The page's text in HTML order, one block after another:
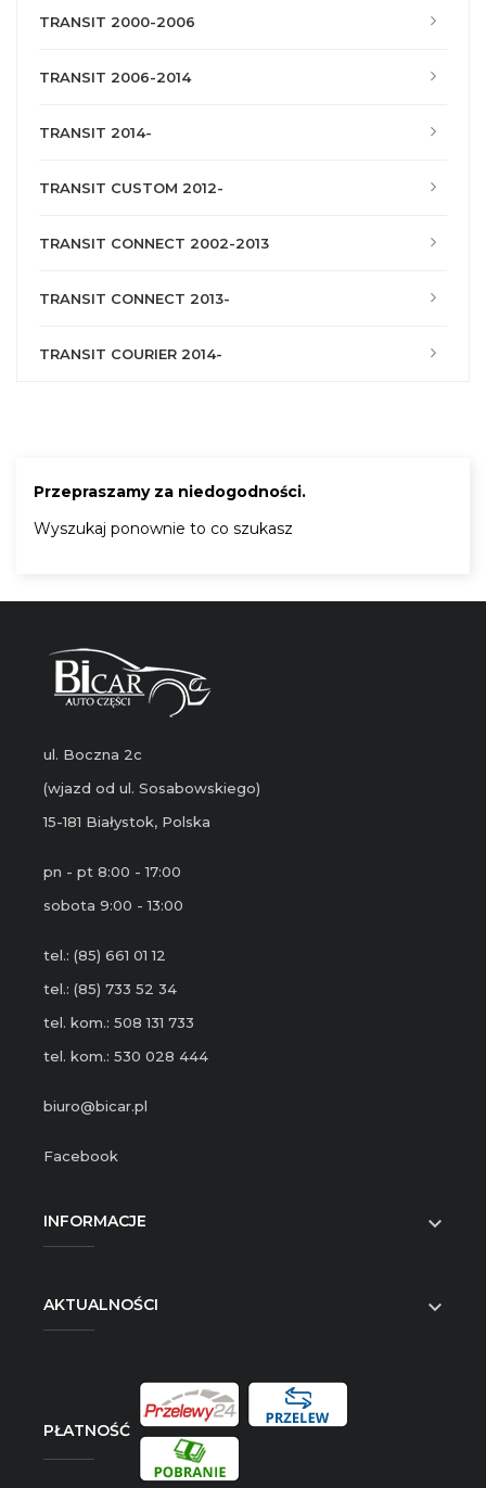
TRANSIT 2000-2006
TRANSIT 2006-2014
TRANSIT 2014-
TRANSIT CUSTOM 2012-
TRANSIT CONNECT 2002-2013
TRANSIT CONNECT 2013-
TRANSIT COURIER 2014-
Przepraszamy za niedogodności.
Wyszukaj ponownie to co szukasz
ul. Boczna 2c
(wjazd od ul. Sosabowskiego)
15-181 Białystok, Polska
pn - pt 8:00 - 17:00
sobota 9:00 - 13:00
tel.: (85) 661 01 12
tel.: (85) 733 52 34
tel. kom.: 508 131 733
tel. kom.: 530 028 444
biuro@bicar.pl
Facebook
INFORMACJE 
AKTUALNOŚCI 
PŁATNOŚĆ